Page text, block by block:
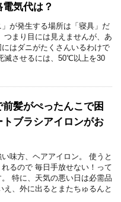
気代は？
が発生する場所は「寝具」だ
つまり目には見えませんが、あ
はダニがたくさんいるわけで
滅させるには、50℃以上を30
髪がぺったんこで困
ブラシアイロンがお
味方、ヘアアイロン。 使うと
るので 毎日手放せない！って
特に、天気の悪い日は必需品
え、外に出るとまたちゅるんと